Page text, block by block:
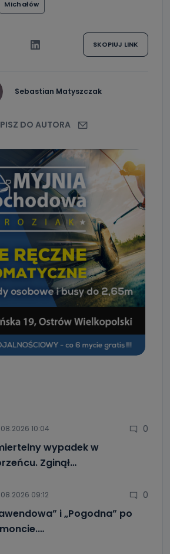
Michałów
SKOPIUJ LINK
Sebastian Matyszczak
DO AUTORA
10:04 0
wypadek w
Zginął…
09:12 0
i „Pogodna” po